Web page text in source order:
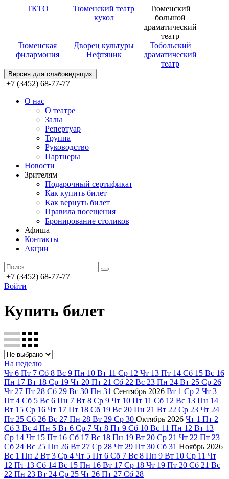
ТКТО
Тюменский театр
кукол
Тюменский
большой
драматический
театр
Тюменская
филармония
Дворец культуры
Нефтяник
Тобольский
драматический
театр
Версия для слабовидящих
+7 (3452) 68-77-77
О нас
О театре
Залы
Репертуар
Труппа
Руководство
Партнеры
Новости
Зрителям
Подарочный сертификат
Как купить билет
Как вернуть билет
Правила посещения
Бронирование столиков
Афиша
Контакты
Акции
+7 (3452) 68-77-77
Войти
Купить билет
На неделю
Чт 6 Пт 7 Сб 8 Вс 9 Пн 10 Вт 11 Ср 12 Чт 13 Пт 14 Сб 15 Вс 16
Пн 17 Вт 18 Ср 19 Чт 20 Пт 21 Сб 22 Вс 23 Пн 24 Вт 25 Ср 26
Чт 27 Пт 28 Сб 29 Вс 30 Пн 31 Сентябрь 2026 Вт 1 Ср 2 Чт 3
Пт 4 Сб 5 Вс 6 Пн 7 Вт 8 Ср 9 Чт 10 Пт 11 Сб 12 Вс 13 Пн 14
Вт 15 Ср 16 Чт 17 Пт 18 Сб 19 Вс 20 Пн 21 Вт 22 Ср 23 Чт 24
Пт 25 Сб 26 Вс 27 Пн 28 Вт 29 Ср 30 Октябрь 2026 Чт 1 Пт 2
Сб 3 Вс 4 Пн 5 Вт 6 Ср 7 Чт 8 Пт 9 Сб 10 Вс 11 Пн 12 Вт 13
Ср 14 Чт 15 Пт 16 Сб 17 Вс 18 Пн 19 Вт 20 Ср 21 Чт 22 Пт 23
Сб 24 Вс 25 Пн 26 Вт 27 Ср 28 Чт 29 Пт 30 Сб 31 Ноябрь 2026
Вс 1 Пн 2 Вт 3 Ср 4 Чт 5 Пт 6 Сб 7 Вс 8 Пн 9 Вт 10 Ср 11 Чт
12 Пт 13 Сб 14 Вс 15 Пн 16 Вт 17 Ср 18 Чт 19 Пт 20 Сб 21 Вс
22 Пн 23 Вт 24 Ср 25 Чт 26 Пт 27 Сб 28